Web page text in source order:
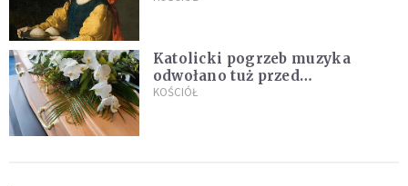
Katolicki pogrzeb muzyka
odwołano tuż przed
uroczystością. Powodem była
KOŚCIÓŁ